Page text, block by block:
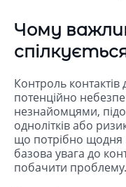
Чому
Контроль
потенційно
незнайомцями,
однолітків або
що потрібно щодня
базова увага до
побачити проблему.